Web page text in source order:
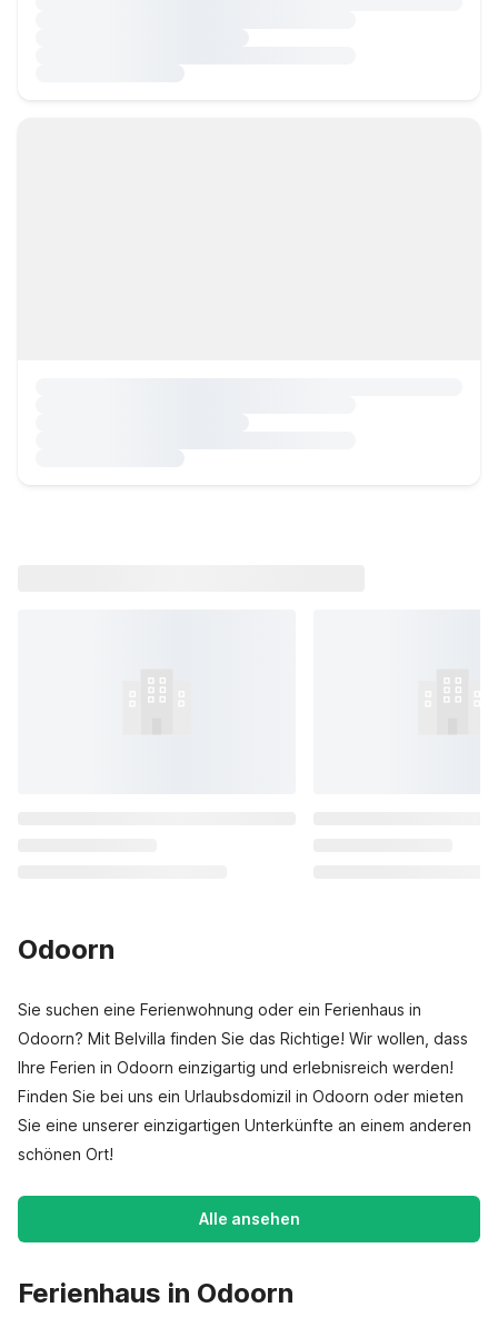
Odoorn
Sie suchen eine Ferienwohnung oder ein Ferienhaus in
Odoorn? Mit Belvilla finden Sie das Richtige! Wir wollen, dass
Ihre Ferien in Odoorn einzigartig und erlebnisreich werden!
Finden Sie bei uns ein Urlaubsdomizil in Odoorn oder mieten
Sie eine unserer einzigartigen Unterkünfte an einem anderen
schönen Ort!
Alle ansehen
Ferienhaus in Odoorn